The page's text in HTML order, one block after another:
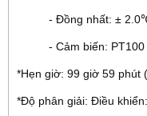
- Đồng nhất: ±
- Cảm biến: PT100
*Hẹn giờ: 99 giờ 59 phút
*Độ phân giải: Điều